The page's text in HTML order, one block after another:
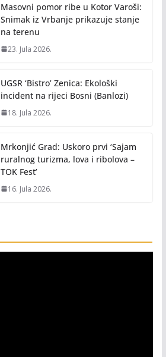
Masovni pomor ribe u Kotor Varoši:
Snimak iz Vrbanje prikazuje stanje
na terenu
23. Jula 2026.
UGSR ‘Bistro’ Zenica: Ekološki
incident na rijeci Bosni (Banlozi)
18. Jula 2026.
Mrkonjić Grad: Uskoro prvi ‘Sajam
ruralnog turizma, lova i ribolova –
TOK Fest’
16. Jula 2026.